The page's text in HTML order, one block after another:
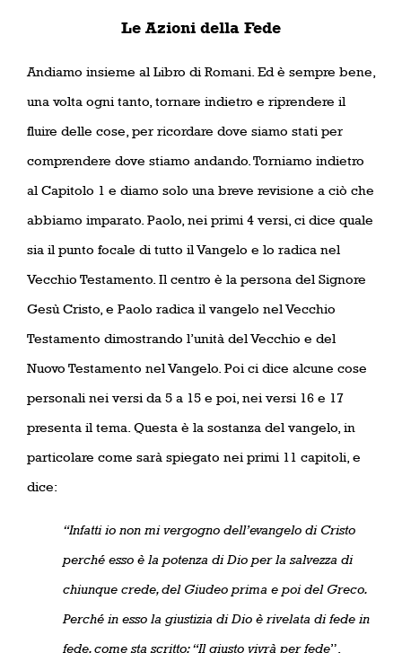
Le Azioni della Fede
Andiamo insieme al Libro di Romani. Ed è sempre bene,
una volta ogni tanto, tornare indietro e riprendere il
fluire delle cose, per ricordare dove siamo stati per
comprendere dove stiamo andando. Torniamo indietro
al Capitolo 1 e diamo solo una breve revisione a ciò che
abbiamo imparato. Paolo, nei primi 4 versi, ci dice quale
sia il punto focale di tutto il Vangelo e lo radica nel
Vecchio Testamento. Il centro è la persona del Signore
Gesù Cristo, e Paolo radica il vangelo nel Vecchio
Testamento dimostrando l’unità del Vecchio e del
Nuovo Testamento nel Vangelo. Poi ci dice alcune cose
personali nei versi da 5 a 15 e poi, nei versi 16 e 17
presenta il tema. Questa è la sostanza del vangelo, in
particolare come sarà spiegato nei primi 11 capitoli, e
dice:
“Infatti io non mi vergogno dell’evangelo di Cristo
perché esso è la potenza di Dio per la salvezza di
chiunque crede, del Giudeo prima e poi del Greco.
Perché in esso la giustizia di Dio è rivelata di fede in
fede, come sta scritto: “Il giusto vivrà per fede”.